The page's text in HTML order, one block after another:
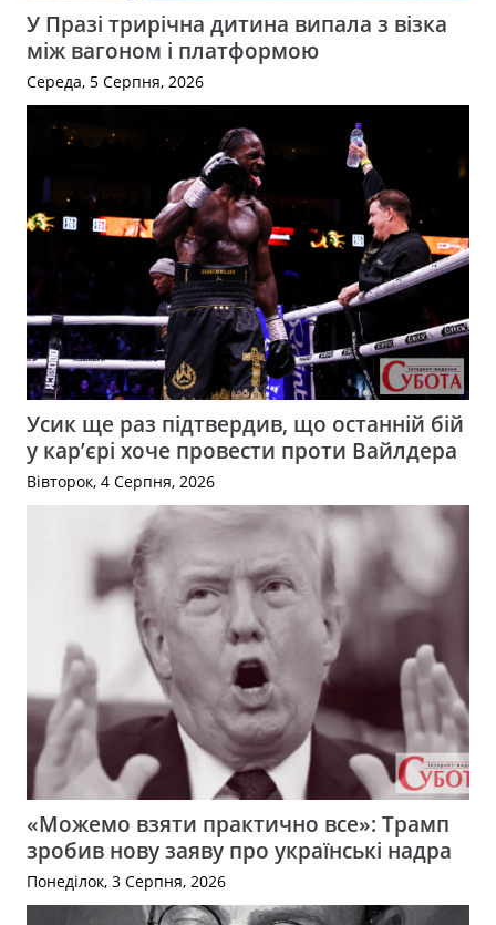
У Празі трирічна дитина випала з візка
між вагоном і платформою
Середа, 5 Серпня, 2026
Усик ще раз підтвердив, що останній бій
у кар’єрі хоче провести проти Вайлдера
Вівторок, 4 Серпня, 2026
«Можемо взяти практично все»: Трамп
зробив нову заяву про українські надра
Понеділок, 3 Серпня, 2026